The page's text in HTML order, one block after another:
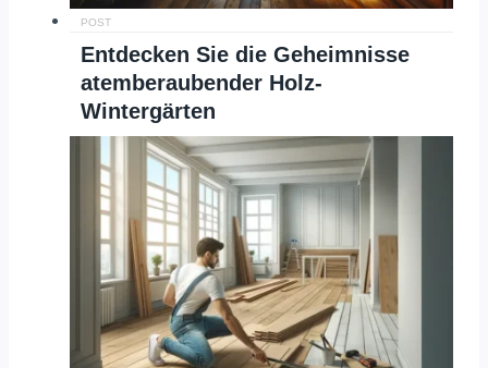
POST
Entdecken Sie die Geheimnisse
atemberaubender Holz-
Wintergärten